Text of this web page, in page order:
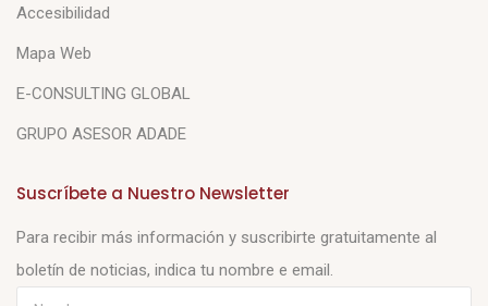
Accesibilidad
Mapa Web
E-CONSULTING GLOBAL
GRUPO ASESOR ADADE
Suscríbete a Nuestro Newsletter
Para recibir más información y suscribirte gratuitamente al
boletín de noticias, indica tu nombre e email.